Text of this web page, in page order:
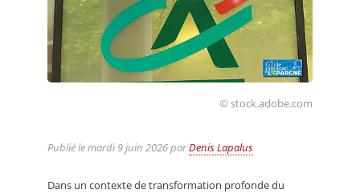
© stock.adobe.com
Publié lemardi 9 juin 2026parDenis Lapalus
Dans un contexte de transformation profonde du